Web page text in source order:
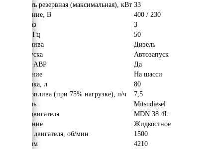
Мощность резервная (максимальная), кВт 33
Напряжение, В
400 / 230
Число фаз
3
Частота, Гц
50
Вид топлива
Дизель
Тип запуска
Автозапуск
Наличие АВР
Да
Исполнение
На шасси
Объём бака, л
80
Расход топлива (при 75% нагрузке), л/ч
7,5
Двигатель
Mitsudiesel
Модель двигателя
MDN 38 4L
Охлаждение
Жидкостное
Обороты двигателя, об/мин
1500
Длина, мм
4210